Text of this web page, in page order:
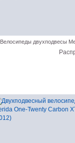
Велосипеды двухподвесы